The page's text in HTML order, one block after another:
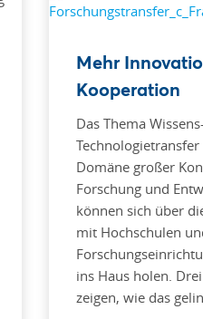
Mehr
Kooperation
Das Thema
Domäne großer
Forschung und
können sich über
mit Hochschulen
ins Haus holen.
zeigen, wie das